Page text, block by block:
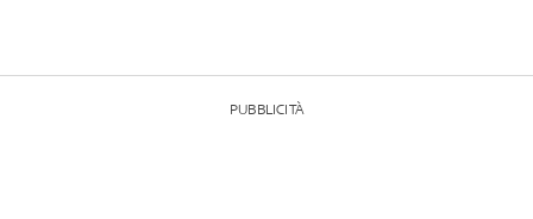
PUBBLICITÀ